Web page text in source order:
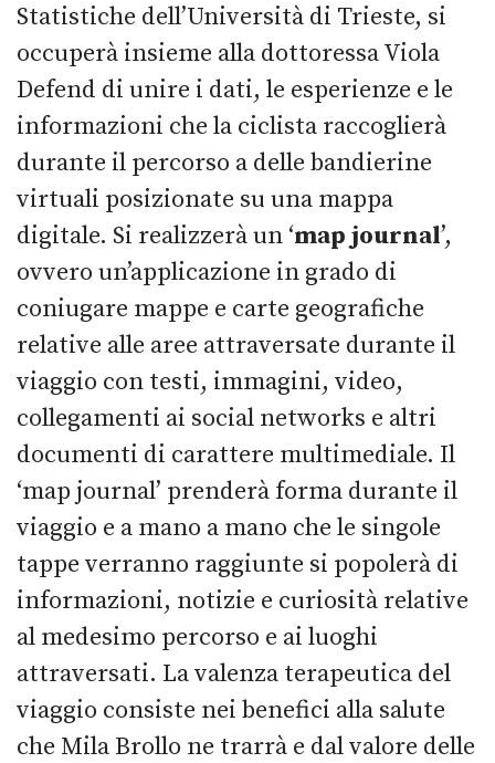
Statistiche dell’Università di Trieste, si
occuperà insieme alla dottoressa Viola
Defend di unire i dati, le esperienze e le
informazioni che la ciclista raccoglierà
durante il percorso a delle bandierine
virtuali posizionate su una mappa
digitale. Si realizzerà un ‘map journal’,
ovvero un’applicazione in grado di
coniugare mappe e carte geografiche
relative alle aree attraversate durante il
viaggio con testi, immagini, video,
collegamenti ai social networks e altri
documenti di carattere multimediale. Il
‘map journal’ prenderà forma durante il
viaggio e a mano a mano che le singole
tappe verranno raggiunte si popolerà di
informazioni, notizie e curiosità relative
al medesimo percorso e ai luoghi
attraversati. La valenza terapeutica del
viaggio consiste nei benefici alla salute
che Mila Brollo ne trarrà e dal valore delle